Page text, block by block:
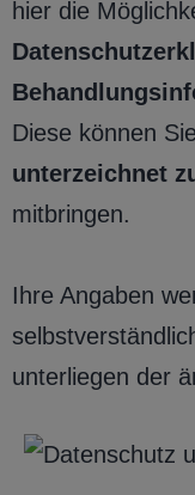
hier die
Diese können
unterzeichnet
mitbringen.
Ihre Angaben
unterliegen der